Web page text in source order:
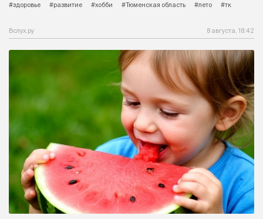
#здоровье
#развитие #хобби #Тюменская область #лето #тк
Вслух.ру 8 августа, 18:42